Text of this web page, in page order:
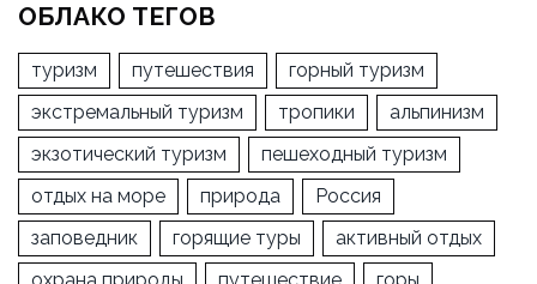
ОБЛАКО ТЕГОВ
туризм путешествия
горный туризм
экстремальный туризм
тропики
альпинизм
экзотический туризм
пешеходный туризм
отдых на море
природа
Россия
заповедник
горящие туры
активный отдых